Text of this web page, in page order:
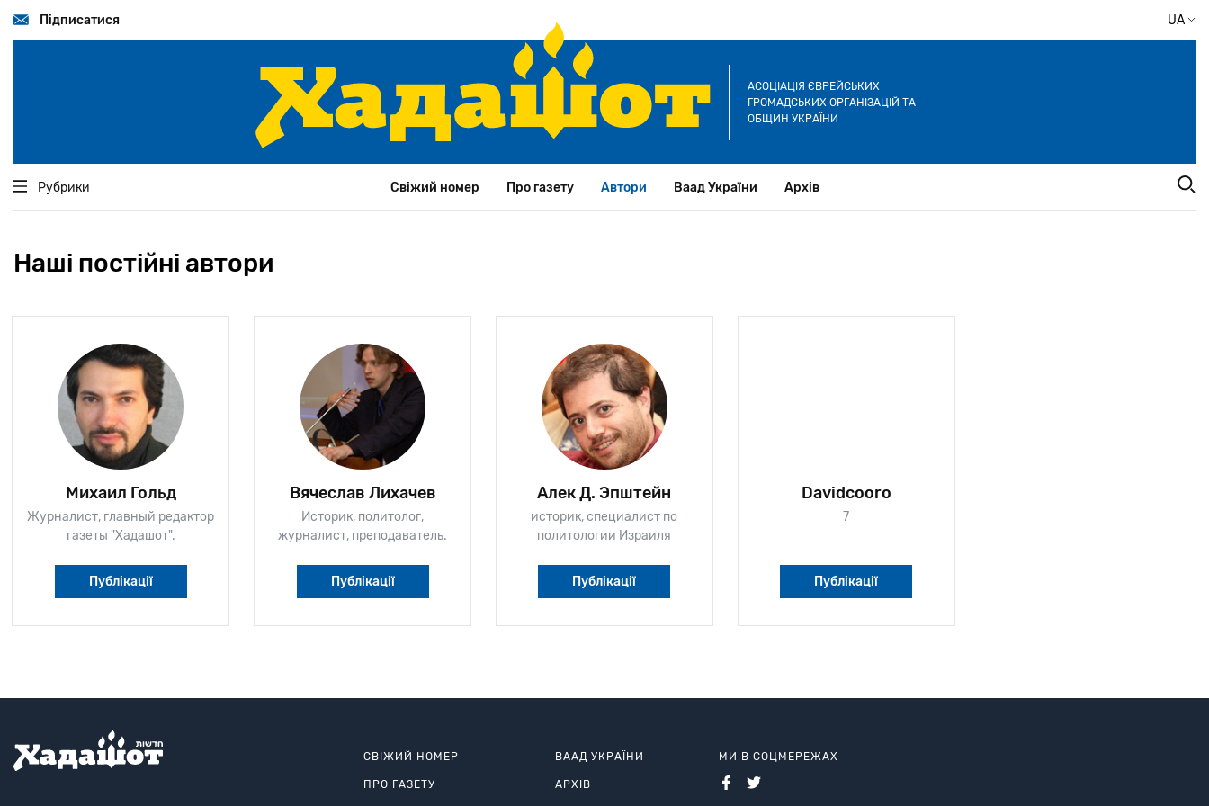
основногоПідписатися UA
АСОЦІАЦІЯ ЄВРЕЙСЬКИХ
ГРОМАДСЬКИХ ОРГАНІЗАЦІЙ ТА
ОБЩИН УКРАЇНИ
Рубрики Свіжий номер Про газету Автори Ваад України Архів
Наші постійні автори
Михаил Гольд
Журналист, главный редактор
газеты "Хадашот".
Публікації
Вячеслав Лихачев
Историк, политолог,
журналист, преподаватель.
Публікації
Алек Д. Эпштейн
историк, специалист по
политологии Израиля
Публікації
Davidcooro
7
Публікації
СВІЖИЙ НОМЕР
ПРО ГАЗЕТУ
ВААД УКРАЇНИ
АРХІВ
МИ В СОЦМЕРЕЖАХ